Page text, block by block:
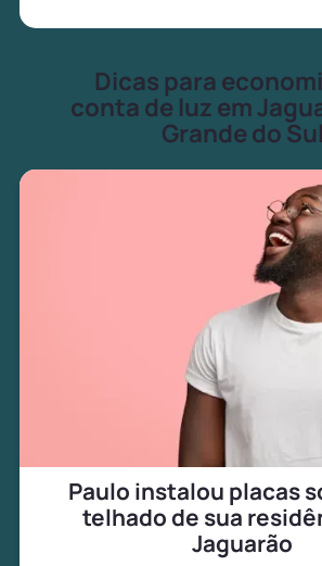
Dicas para
conta de luz em
Grande do Sul
Paulo instalou placas
telhado de sua
Jaguarão